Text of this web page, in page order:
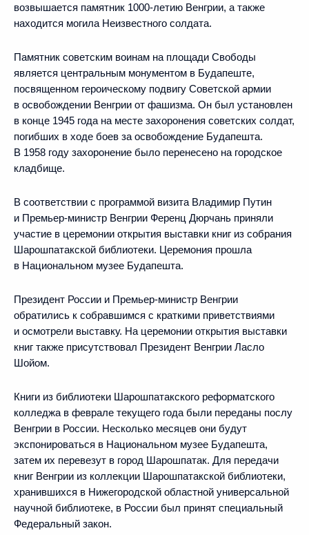
возвышается памятник 1000-летию Венгрии, а также
находится могила Неизвестного солдата.
Памятник советским воинам на площади Свободы
является центральным монументом в Будапеште,
посвященном героическому подвигу Советской армии
в освобождении Венгрии от фашизма. Он был установлен
в конце 1945 года на месте захоронения советских солдат,
погибших в ходе боев за освобождение Будапешта.
В 1958 году захоронение было перенесено на городское
кладбище.
В соответствии с программой визита Владимир Путин
и Премьер-министр Венгрии Ференц Дюрчань приняли
участие в церемонии открытия выставки книг из собрания
Шарошпатакской библиотеки. Церемония прошла
в Национальном музее Будапешта.
Президент России и Премьер-министр Венгрии
обратились к собравшимся с краткими приветствиями
и осмотрели выставку. На церемонии открытия выставки
книг также присутствовал Президент Венгрии Ласло
Шойом.
Книги из библиотеки Шарошпатакского реформатского
колледжа в феврале текущего года были переданы послу
Венгрии в России. Несколько месяцев они будут
экспонироваться в Национальном музее Будапешта,
затем их перевезут в город Шарошпатак. Для передачи
книг Венгрии из коллекции Шарошпатакской библиотеки,
хранившихся в Нижегородской областной универсальной
научной библиотеке, в России был принят специальный
Федеральный закон.